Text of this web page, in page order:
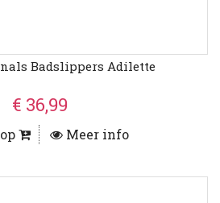
Badslippers Adilette
€ 36,99
Meer info